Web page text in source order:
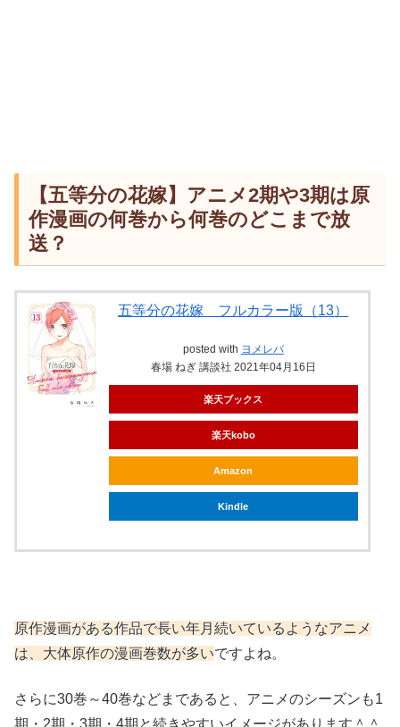
【五等分の花嫁】アニメ2期や3期は原
作漫画の何巻から何巻のどこまで放
送？
五等分の花嫁 フルカラー版（13）
posted with ヨメレバ
春場 ねぎ 講談社 2021年04月16日
楽天ブックス
楽天kobo
Amazon
Kindle
原作漫画がある作品で長い年月続いているようなアニメ
は、大体原作の漫画巻数が多いですよね。
さらに30巻～40巻などまであると、アニメのシーズンも1
期・2期・3期・4期と続きやすいイメージがあります＾＾